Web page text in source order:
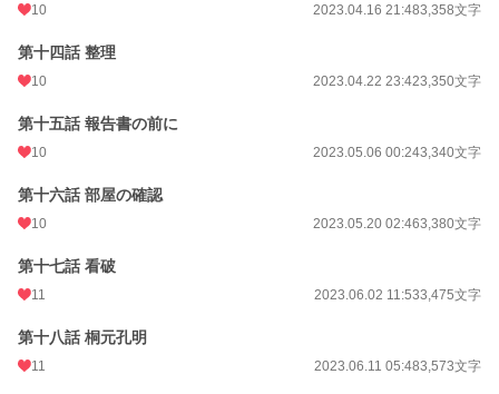
10 2023.04.16 21:483,358文字
第十四話 整理
10 2023.04.22 23:423,350文字
第十五話 報告書の前に
10 2023.05.06 00:243,340文字
第十六話 部屋の確認
10 2023.05.20 02:463,380文字
第十七話 看破
11 2023.06.02 11:533,475文字
第十八話 桐元孔明
11 2023.06.11 05:483,573文字